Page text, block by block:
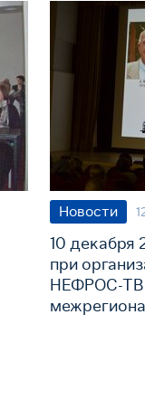
Новости
10 декабря
при
НЕФРОС-